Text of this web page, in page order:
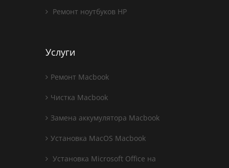
Ремонт ноутбуков HP
Услуги
Ремонт Macbook
Чистка Macbook
Замена аккумулятора Macbook
Установка MacOS Macbook
Установка Microsoft Office на